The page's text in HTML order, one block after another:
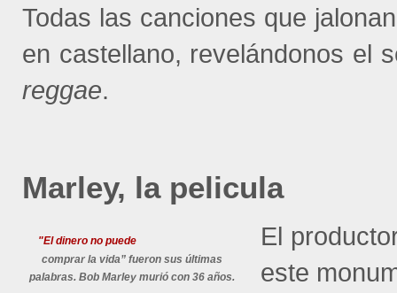
Todas las canciones que
en castellano, revelándonos el
reggae.
Marley, la pelicula
"El dinero no puede
comprar la vida” fueron sus últimas
palabras. Bob Marley murió con 36 años.
El
este